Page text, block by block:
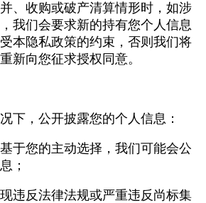
、收购或破产清算情形时，如涉
我们会要求新的持有您个人信息
本隐私政策的约束，否则我们将
新向您征求授权同意。
下，公开披露您的个人信息：
于您的主动选择，我们可能会公
；
违反法律法规或严重违反尚标集